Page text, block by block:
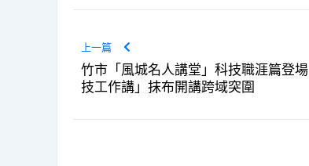
上一篇
竹市「風城名人講堂」科技職涯篇登
技工作講」抹布開講跨域突圍